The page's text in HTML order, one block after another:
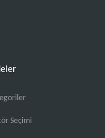
Seçimi